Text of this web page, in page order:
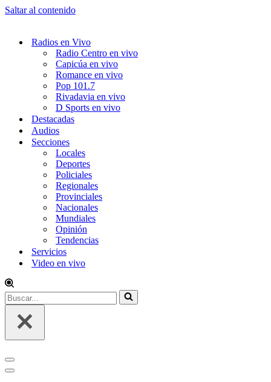
Saltar al contenido
Radios en Vivo
Radio Centro en vivo
Capicúa en vivo
Romance en vivo
Pop 101.7
Rivadavia en vivo
D Sports en vivo
Destacadas
Audios
Secciones
Locales
Deportes
Policiales
Regionales
Provinciales
Nacionales
Mundiales
Opinión
Tendencias
Servicios
Video en vivo
Buscar...
Menú
de
Menú